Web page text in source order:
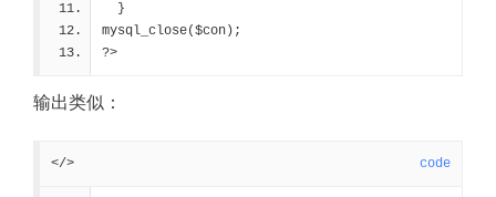
  }
mysql_close($con);
?>
输出类似：
</> code